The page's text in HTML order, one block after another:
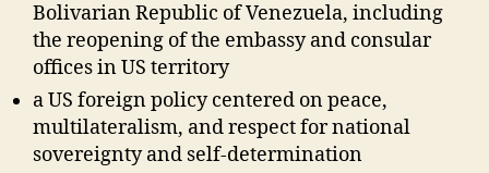
Bolivarian Republic of Venezuela, including
the reopening of the embassy and consular
offices in US territory
a US foreign policy centered on peace,
multilateralism, and respect for national
sovereignty and self-determination